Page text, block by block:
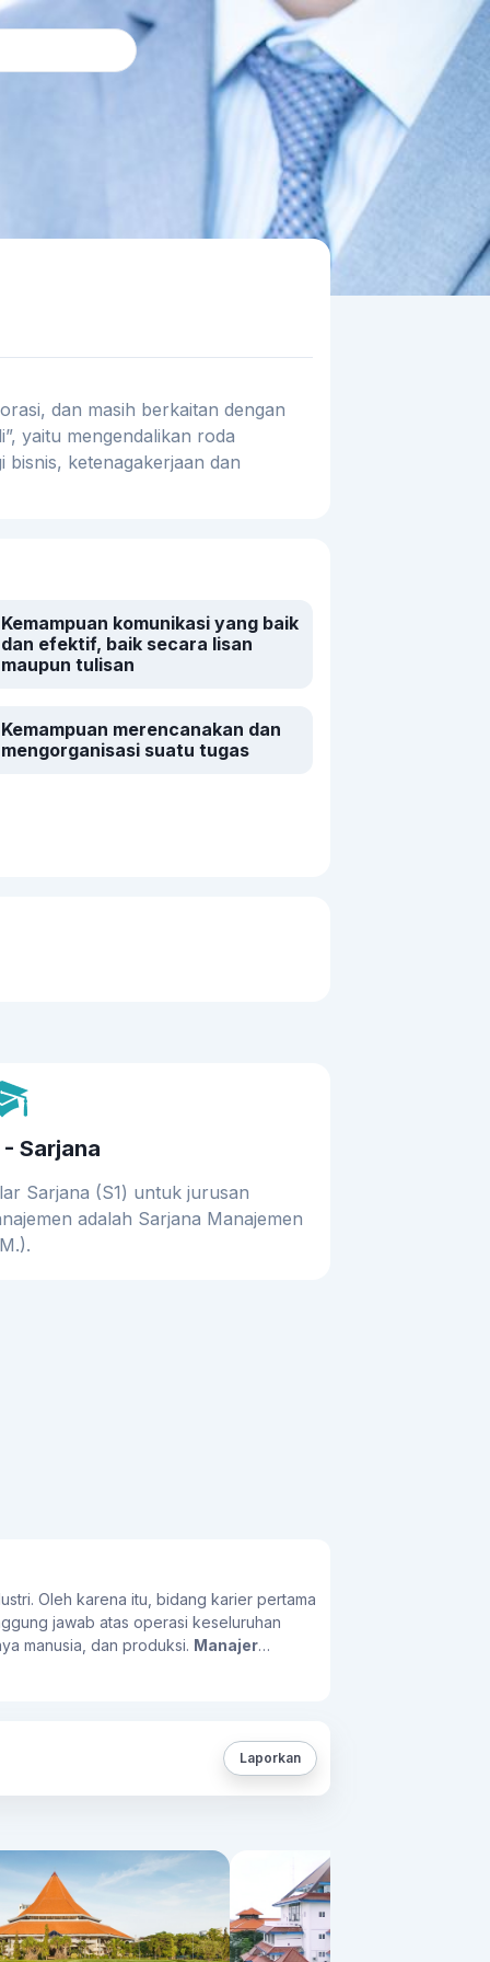
dan masih berkaitan dengan
yaitu mengendalikan roda
ketenagakerjaan dan
Kemampuan komunikasi yang baik
dan efektif, baik secara lisan
maupun tulisan
Kemampuan merencanakan dan
mengorganisasi suatu tugas
- Sarjana
Sarjana (S1) untuk jurusan
adalah Sarjana Manajemen
Oleh karena itu, bidang karier pertama
jawab atas operasi keseluruhan
manusia, dan produksi. Manajer
menjadi entrepreneur, kamu juga bisa
sendiri dalam berbagai bidang industri
Laporkan